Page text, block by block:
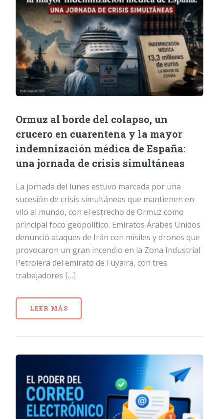
Ormuz al borde del colapso, un
crucero en cuarentena y la mayor
indemnización médica de España:
una jornada de crisis simultáneas
La jornada del lunes estuvo marcada por una
sucesión de crisis simultáneas que mantienen en
vilo al mundo, con el estrecho de Ormuz como
principal foco geopolítico. Emiratos Árabes Unidos
denunció ataques de Irán con misiles y drones que
provocaron un gran incendio en la Zona Industrial
Petrolera del emirato de Fuyaira, con tres
trabajadores […]
LEER MÁS